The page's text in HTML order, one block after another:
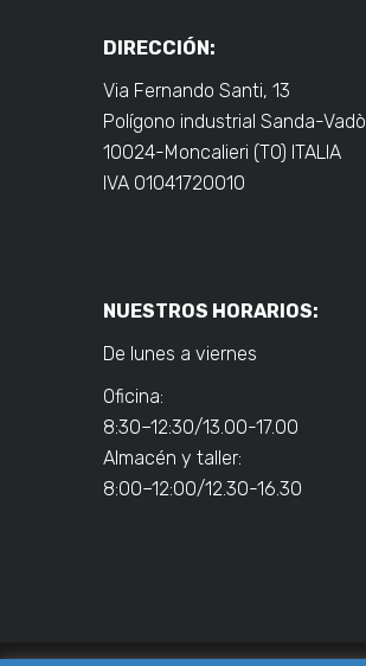
DIRECCIÓN:
Via Fernando Santi, 13
Polígono industrial Sanda-Vadò
10024-Moncalieri (TO) ITALIA
IVA 01041720010
NUESTROS HORARIOS:
De lunes a viernes
Oficina:
8:30–12:30/13.00-17.00
Almacén y taller:
8:00–12:00/12.30-16.30